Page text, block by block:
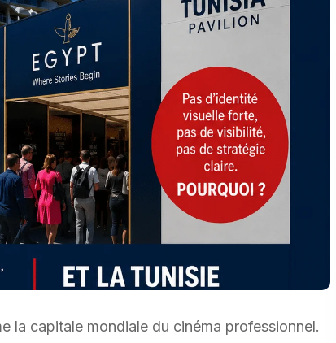
la capitale mondiale du cinéma professionnel.